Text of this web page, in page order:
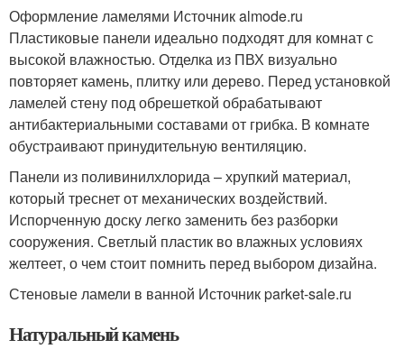
Оформление ламелями Источник almode.ru
Пластиковые панели идеально подходят для комнат с
высокой влажностью. Отделка из ПВХ визуально
повторяет камень, плитку или дерево. Перед установкой
ламелей стену под обрешеткой обрабатывают
антибактериальными составами от грибка. В комнате
обустраивают принудительную вентиляцию.
Панели из поливинилхлорида – хрупкий материал,
который треснет от механических воздействий.
Испорченную доску легко заменить без разборки
сооружения. Светлый пластик во влажных условиях
желтеет, о чем стоит помнить перед выбором дизайна.
Стеновые ламели в ванной Источник parket-sale.ru
Натуральный камень